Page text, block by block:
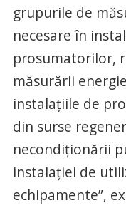
grupurile de
necesare în
prosumatorilor,
măsurării
instalaţiile de
din surse
necondiţionării
instalaţiei de
echipamente”,